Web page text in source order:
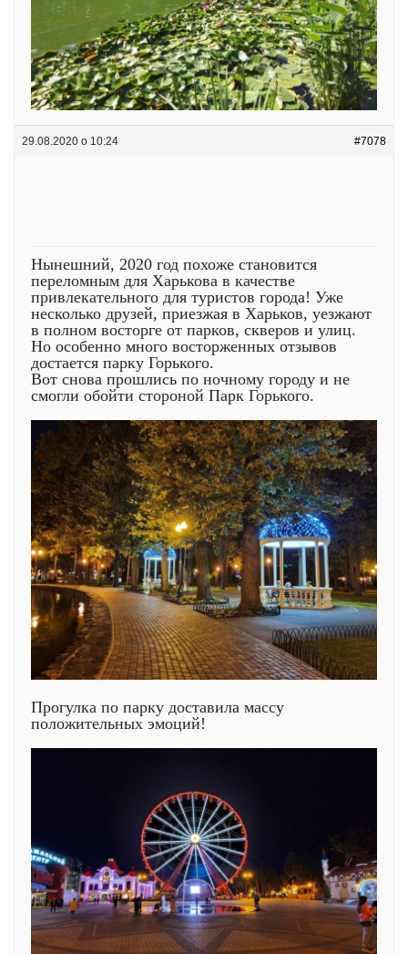
29.08.2020 о 10:24 #7078
Нынешний, 2020 год похоже становится
переломным для Харькова в качестве
привлекательного для туристов города! Уже
несколько друзей, приезжая в Харьков, уезжают
в полном восторге от парков, скверов и улиц.
Но особенно много восторженных отзывов
достается парку Горького.
Вот снова прошлись по ночному городу и не
смогли обойти стороной Парк Горького.
Прогулка по парку доставила массу
положительных эмоций!